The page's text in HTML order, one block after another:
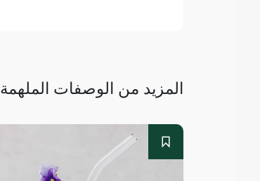
المزيد من الوصفات الملهمة